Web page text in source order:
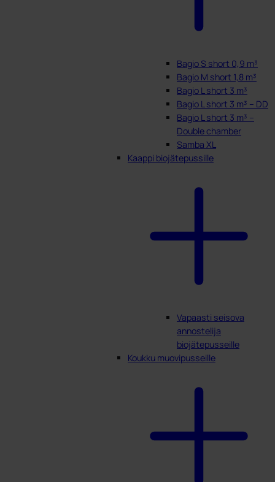
Bagio S short 0,9 m³
Bagio M short 1,8 m³
Bagio L short 3 m³
Bagio L short 3 m³ – DD
Bagio L short 3 m³ –
Double chamber
Samba XL
Kaappi biojätepussille
Vapaasti seisova
annostelija
biojätepusseille
Koukku muovipusseille